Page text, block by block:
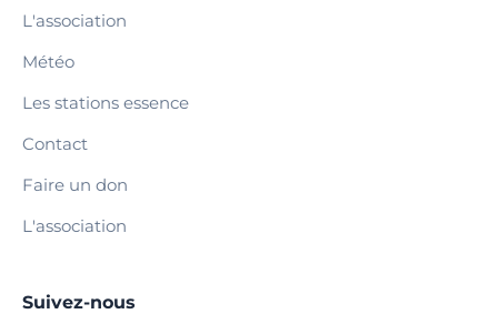
L'association
Météo
Les stations essence
Contact
Faire un don
L'association
Suivez-nous